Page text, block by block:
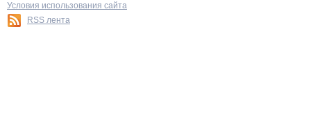
Условия использования сайта
RSS лента